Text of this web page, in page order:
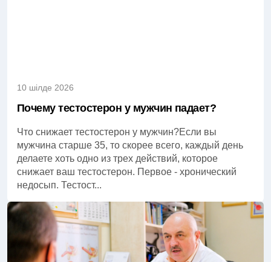
10 шілде 2026
Почему тестостерон у мужчин падает?
Что снижает тестостерон у мужчин?Если вы
мужчина старше 35, то скорее всего, каждый день
делаете хоть одно из трех действий, которое
снижает ваш тестостерон. Первое - хронический
недосып. Тестост...